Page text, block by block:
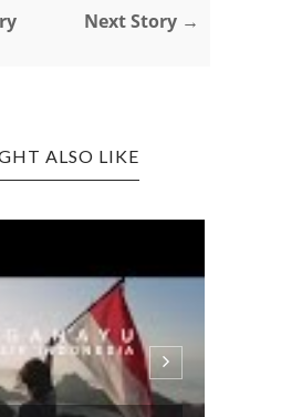
Next Story →
ALSO LIKE